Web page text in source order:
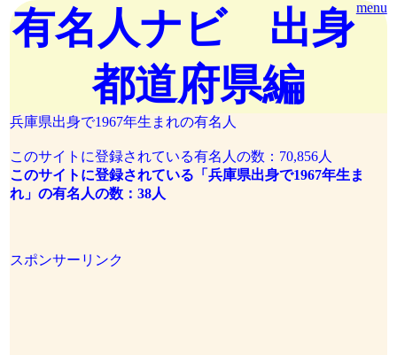
menu
有名人ナビ 出身
都道府県編
兵庫県出身で1967年生まれの有名人
このサイトに登録されている有名人の数：70,856人
このサイトに登録されている「兵庫県出身で1967年生ま
れ」の有名人の数：38人
スポンサーリンク